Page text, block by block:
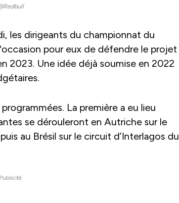
les dirigeants du championnat du
pour eux de défendre le projet
2023. Une idée déjà soumise en 2022
La première a eu lieu
se dérouleront en Autriche sur le
au Brésil sur le circuit d’Interlagos du
Publicité